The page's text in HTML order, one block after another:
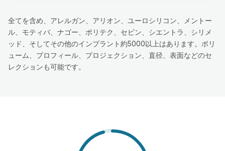
全てを含め、アレルガン、アリオン、ユーロシリコン、メントー
ル、モティバ、ナゴー、ポリテク、セビン、シエントラ、シリメ
ッド、そしてその他のインプラント約5000以上はあります。ボリ
ューム、プロフィール、プロジェクション、直径、表面などのセ
レクションも可能です。